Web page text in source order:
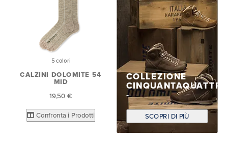
5 colori
CALZINI DOLOMITE 54
MID
19,50 €
Confronta i Prodotti
COLLEZIONE
SCOPRI DI PIÙ